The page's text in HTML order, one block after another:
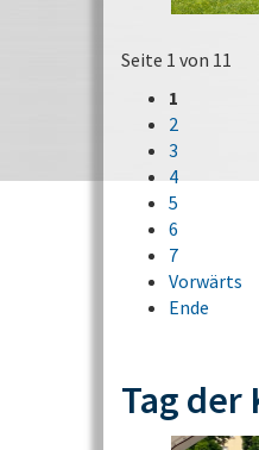
Seite 1 von 11
1
2
3
4
5
6
7
Vorwärts
Ende
Tag der